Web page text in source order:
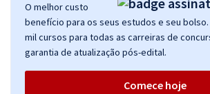
O melhor custo
benefício para os seus estudos e seu bolso.
mil cursos para todas as carreiras de
garantia de atualização pós-edital.
Comece hoje